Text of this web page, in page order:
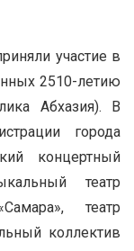
участие в
2510-летию
Абхазия). В
города
концертный
театр
театр
коллектив